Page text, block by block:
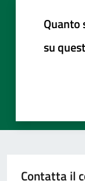
Quanto
su
Contatta il